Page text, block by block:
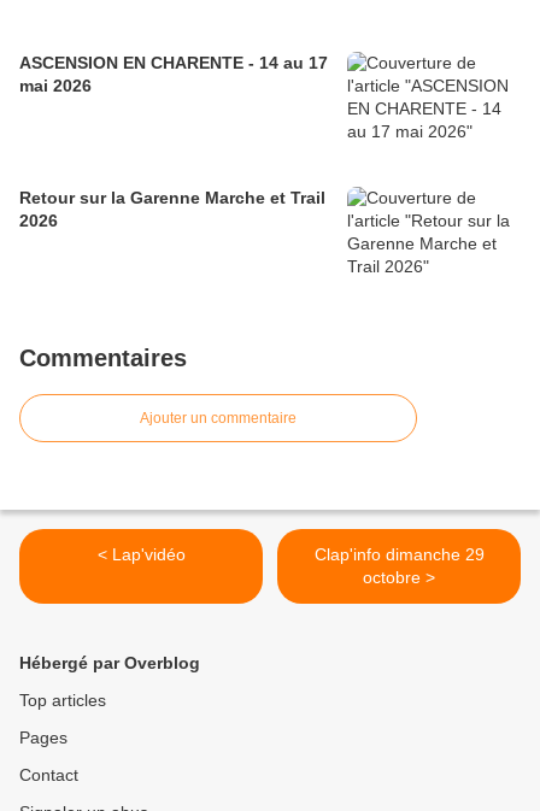
ASCENSION EN CHARENTE - 14 au 17
mai 2026
Retour sur la Garenne Marche et Trail
2026
Commentaires
Ajouter un commentaire
< Lap'vidéo
Clap'info dimanche 29
octobre >
Hébergé par Overblog
Top articles
Pages
Contact